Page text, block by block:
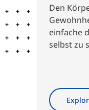
Den
einfache
selbst zu